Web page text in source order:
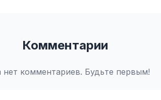
Комментарии
нет комментариев. Будьте первым!